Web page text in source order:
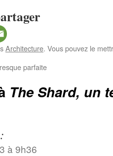
Architecture. Vous pouvez le
parfaite
The Shard, un
à 9h36